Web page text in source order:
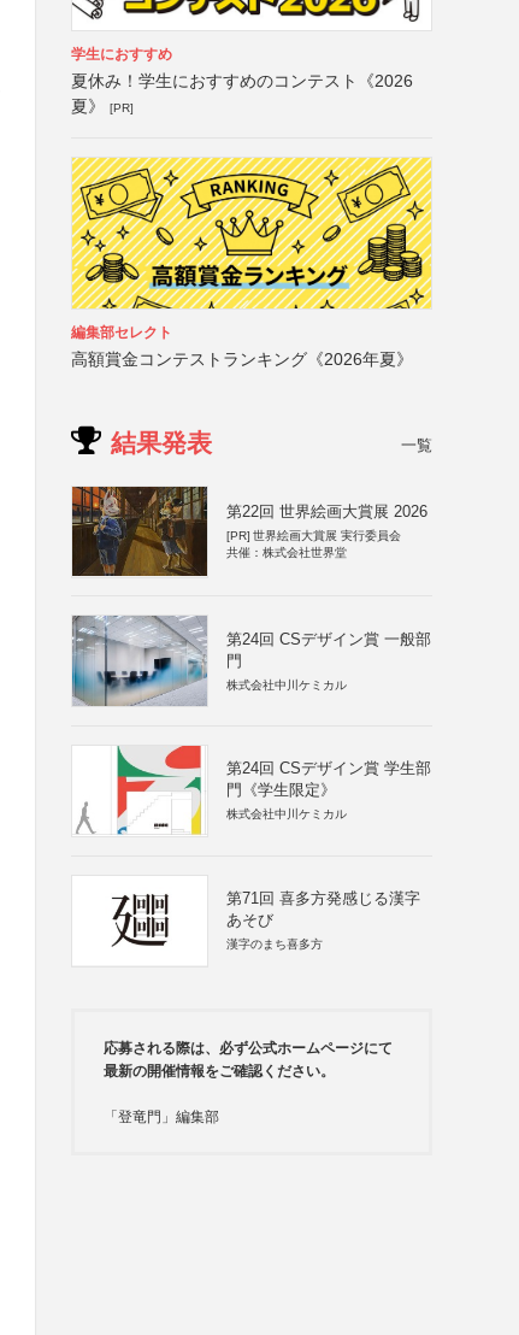
学生におすすめ
夏休み！学生におすすめのコンテスト《2026
夏》
[PR]
編集部セレクト
高額賞金コンテストランキング《2026年夏》
結果発表 一覧
第22回 世界絵画大賞展 2026
[PR] 世界絵画大賞展 実行委員会
共催：株式会社世界堂
第24回 CSデザイン賞 一般部
門
株式会社中川ケミカル
第24回 CSデザイン賞 学生部
門《学生限定》
株式会社中川ケミカル
第71回 喜多方発感じる漢字
あそび
漢字のまち喜多方
応募される際は、必ず公式ホームページにて
最新の開催情報をご確認ください。
「登竜門」編集部